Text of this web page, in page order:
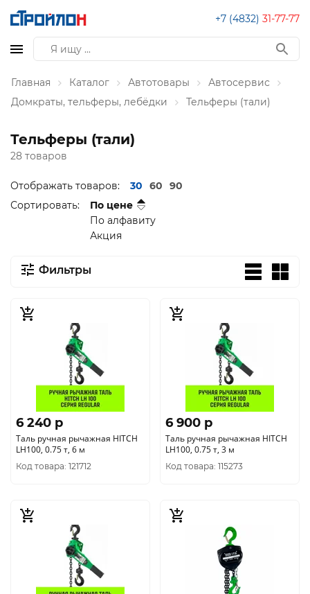
+7 (4832) 31-77-77
Главная Каталог Автотовары
Автосервис
Домкраты, тельферы, лебёдки
Тельферы (тали)
Тельферы (тали)
28 товаров
Отображать товаров: 30 60
90
Сортировать:
По цене
По алфавиту
Акция
Фильтры
6 240 p
Таль ручная рычажная HITCH
LH100, 0.75 т, 6 м
Код товара: 121712
6 900 p
Таль ручная рычажная HITCH
LH100, 0.75 т, 3 м
Код товара: 115273